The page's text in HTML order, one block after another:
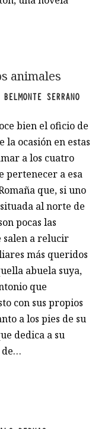
animales
SERRANO
bien el oficio de
ocasión en estas
a los cuatro
pertenecer a esa
que, si uno
al norte de
pocas las
salen a relucir
más queridos
abuela suya,
que
con sus propios
a los pies de su
dedica a su